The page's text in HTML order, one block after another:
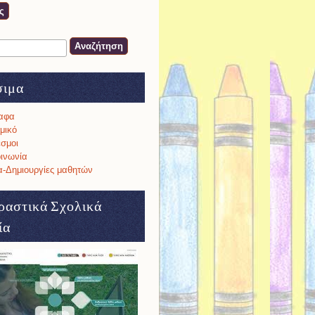
αναζήτησης
Δημιουργίες μαθητών
Σχολικά